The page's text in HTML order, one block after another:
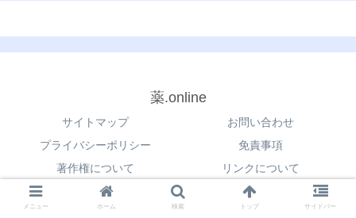
薬.online
サイトマップ
お問い合わせ
プライバシーポリシー
免責事項
著作権について
リンクについて
© 2021 薬.online.
メニュー ホーム 検索 トップ サイドバー